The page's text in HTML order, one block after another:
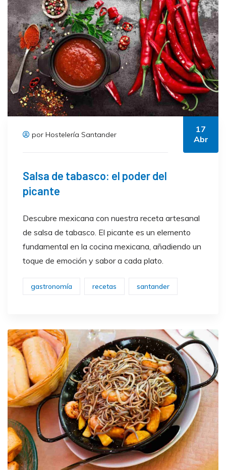
por Hostelería Santander
17
Abr
Salsa de tabasco: el poder del
picante
Descubre mexicana con nuestra receta artesanal
de salsa de tabasco. El picante es un elemento
fundamental en la cocina mexicana, añadiendo un
toque de emoción y sabor a cada plato.
gastronomía recetas santander